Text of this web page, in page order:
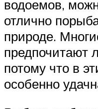
водоемов,
отлично
природе.
предпочитают
потому что в
особенно